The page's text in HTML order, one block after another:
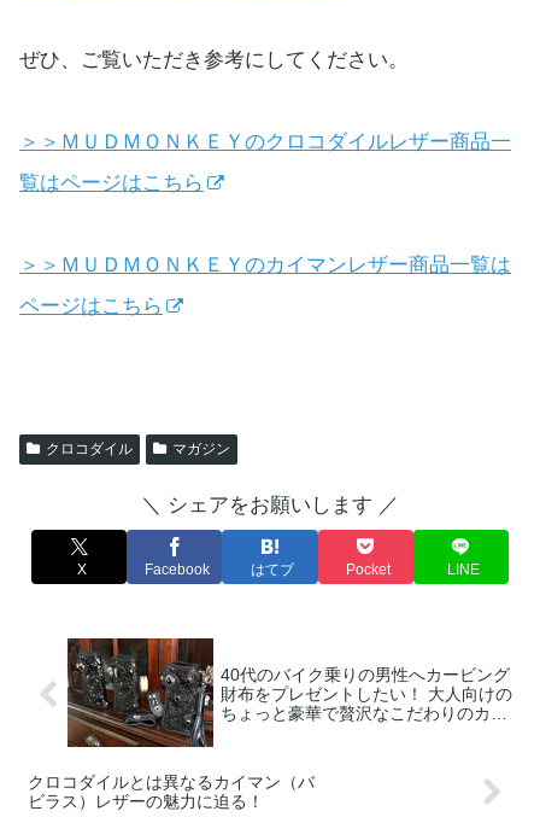
ぜひ、ご覧いただき参考にしてください。
＞＞ＭＵＤＭＯＮＫＥＹのクロコダイルレザー商品一
覧はページはこちら
＞＞ＭＵＤＭＯＮＫＥＹのカイマンレザー商品一覧は
ページはこちら
クロコダイル マガジン
＼ シェアをお願いします ／
X Facebook はてブ Pocket LINE
40代のバイク乗りの男性へカービング
財布をプレゼントしたい！ 大人向けの
ちょっと豪華で贅沢なこだわりのカー
クロコダイルとは異なるカイマン（バ
ビラス）レザーの魅力に迫る！